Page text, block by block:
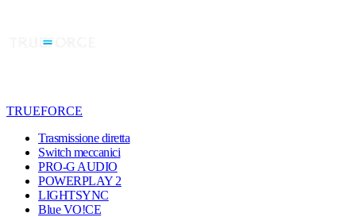
TRUEFORCE
Trasmissione diretta
Switch meccanici
PRO-G AUDIO
POWERPLAY 2
LIGHTSYNC
Blue VO!CE